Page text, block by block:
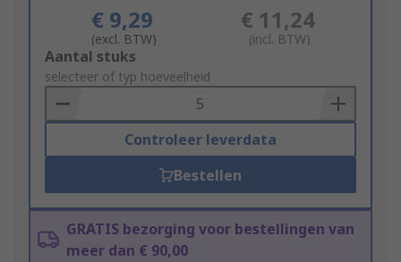
€ 9,29
(excl. BTW)
€ 11,24
(incl. BTW)
Add
to
Basket
Aantal stuks
selecteer of typ hoeveelheid
Controleer leverdata
Bestellen
GRATIS bezorging voor bestellingen van
meer dan € 90,00